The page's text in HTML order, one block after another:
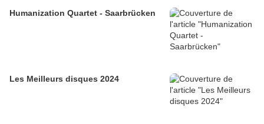
Humanization Quartet - Saarbrücken
Les Meilleurs disques 2024